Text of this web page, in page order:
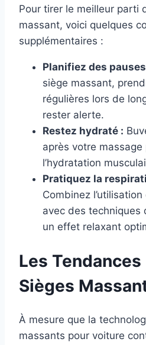
Pour tirer le meilleur parti
massant, voici quelques
supplémentaires :
Planifiez des
siège massant,
régulières lors de
rester alerte.
Restez hydraté :
après votre
l’hydratation
Pratiquez la
Combinez
avec des techniques
un effet relaxant
Les
Sièges
À mesure que la
massants pour voiture